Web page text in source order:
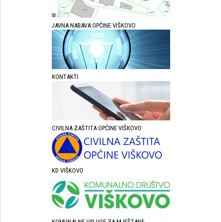
JAVNA NABAVA OPĆINE VIŠKOVO
KONTAKTI
CIVILNA ZAŠTITA OPĆINE VIŠKOVO
KD VIŠKOVO